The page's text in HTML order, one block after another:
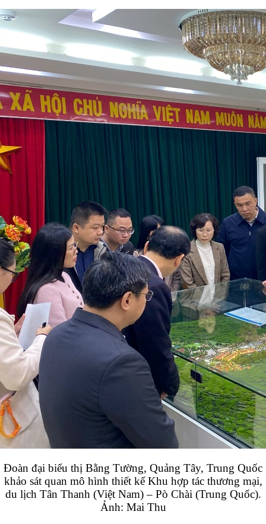
Đoàn đại biểu thị Bằng Tường, Quảng Tây, Trung Quốc
khảo sát quan mô hình thiết kế Khu hợp tác thương mại,
du lịch Tân Thanh (Việt Nam) – Pò Chài (Trung Quốc).
Ảnh: Mai Thu